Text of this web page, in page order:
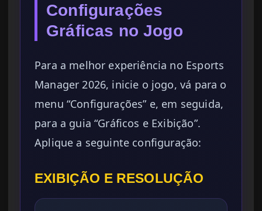
Configurações
Gráficas no Jogo
Para a melhor experiência no Esports
Manager 2026, inicie o jogo, vá para o
menu “Configurações” e, em seguida,
para a guia “Gráficos e Exibição”.
Aplique a seguinte configuração:
EXIBIÇÃO E RESOLUÇÃO